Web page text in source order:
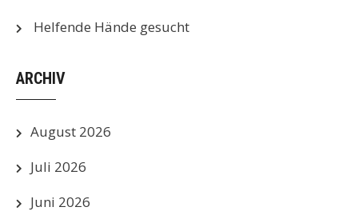
Helfende Hände gesucht
ARCHIV
August 2026
Juli 2026
Juni 2026